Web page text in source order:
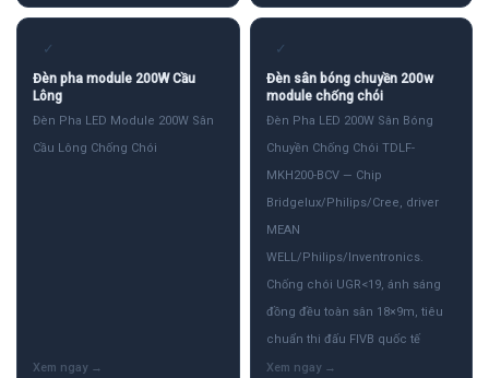
✓
Đèn pha module 200W Cầu
Lông
Đèn Pha LED Module 200W Sân
Cầu Lông Chống Chói
✓
Đèn sân bóng chuyền 200w
module chống chói
Đèn Pha LED 200W Sân Bóng
Chuyền Chống Chói TDLF-
MKH200-BCV — Chip
Bridgelux/Philips/Cree, driver
MEAN
WELL/Philips/Inventronics.
Chống chói UGR<19, ánh sáng
đồng đều toàn sân 18×9m, tiêu
chuẩn thi đấu FIVB quốc tế